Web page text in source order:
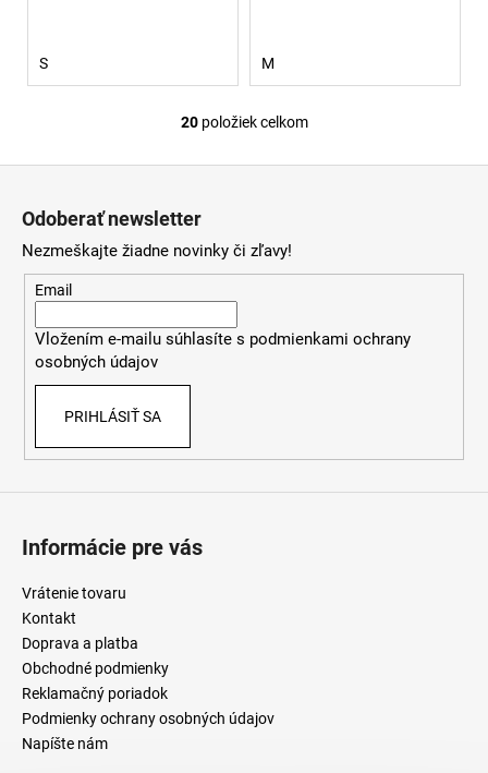
S M
O
a
c
p
v
ý
20položiek celkom
Odoberať newsletter
Nezmeškajte žiadne novinky či zľavy!
Email
Vložením e-mailu súhlasíte s podmienkami ochrany
osobných údajov
PRIHLÁSIŤ SA
Informácie pre vás
Vrátenie tovaru
Kontakt
Doprava a platba
Obchodné podmienky
Reklamačný poriadok
Podmienky ochrany osobných údajov
Napíšte nám